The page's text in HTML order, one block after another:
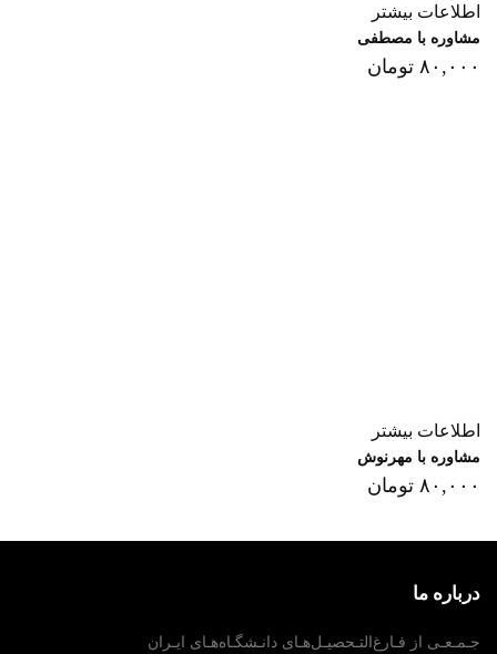
اطلاعات بیشتر
مشاوره با مصطفی
۸۰,۰۰۰ تومان
اطلاعات بیشتر
مشاوره با مهرنوش
۸۰,۰۰۰ تومان
درباره ما
جـمـعـی از فـارغ‌التـحصیـل‌هـای دانـشگـاه‌هـای ایـران